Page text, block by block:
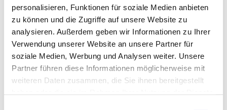
personalisieren, Funktionen für soziale Medien anbieten
zu können und die Zugriffe auf unsere Website zu
analysieren. Außerdem geben wir Informationen zu Ihrer
Verwendung unserer Website an unsere Partner für
soziale Medien, Werbung und Analysen weiter. Unsere
Partner führen diese Informationen möglicherweise mit
weiteren Daten zusammen, die Sie ihnen bereitgestellt